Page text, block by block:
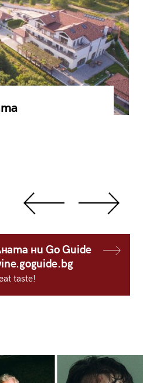
ни Go Guide
taste!